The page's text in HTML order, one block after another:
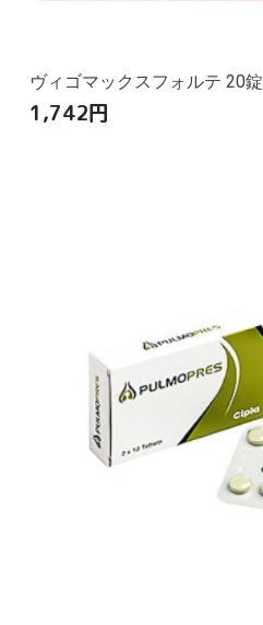
ヴィゴマックスフォルテ 20錠
1,742円